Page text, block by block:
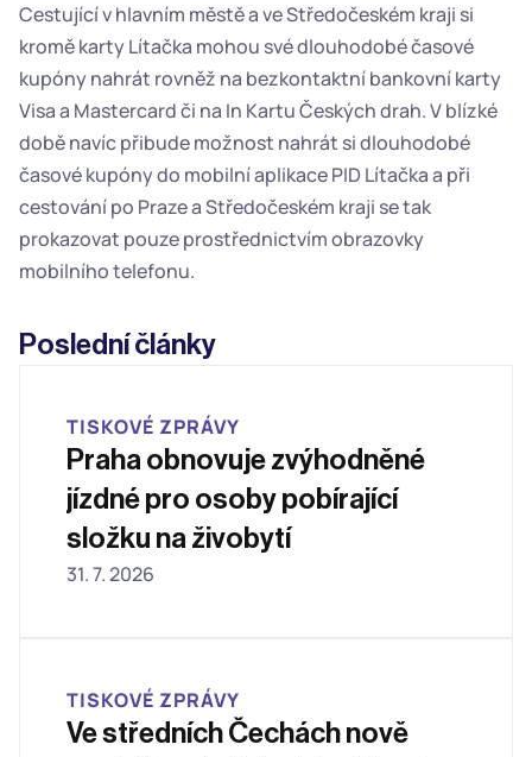
Cestující v hlavním městě a ve Středočeském kraji si
kromě karty Lítačka mohou své dlouhodobé časové
kupóny nahrát rovněž na bezkontaktní bankovní karty
Visa a Mastercard či na In Kartu Českých drah. V blízké
době navíc přibude možnost nahrát si dlouhodobé
časové kupóny do mobilní aplikace PID Lítačka a při
cestování po Praze a Středočeském kraji se tak
prokazovat pouze prostřednictvím obrazovky
mobilního telefonu.
Poslední články
TISKOVÉ ZPRÁVY
Praha obnovuje zvýhodněné
jízdné pro osoby pobírající
složku na živobytí
31. 7. 2026
TISKOVÉ ZPRÁVY
Ve středních Čechách nově